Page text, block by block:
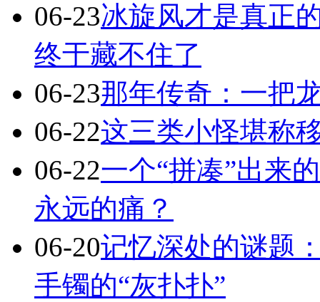
06-23冰旋风才是真正
终于藏不住了
06-23那年传奇：一把
06-22这三类小怪堪称
06-22一个“拼凑”出来
永远的痛？
06-20记忆深处的谜题
手镯的“灰扑扑”